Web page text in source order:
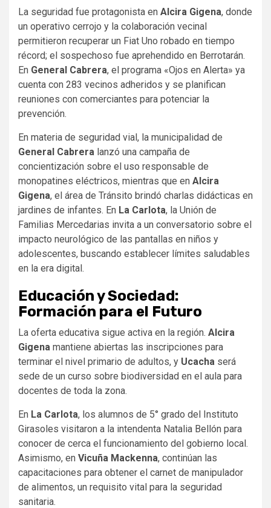
La seguridad fue protagonista en Alcira Gigena, donde
un operativo cerrojo y la colaboración vecinal
permitieron recuperar un Fiat Uno robado en tiempo
récord; el sospechoso fue aprehendido en Berrotarán.
En General Cabrera, el programa «Ojos en Alerta» ya
cuenta con 283 vecinos adheridos y se planifican
reuniones con comerciantes para potenciar la
prevención.
En materia de seguridad vial, la municipalidad de
General Cabrera lanzó una campaña de
concientización sobre el uso responsable de
monopatines eléctricos, mientras que en Alcira
Gigena, el área de Tránsito brindó charlas didácticas en
jardines de infantes. En La Carlota, la Unión de
Familias Mercedarias invita a un conversatorio sobre el
impacto neurológico de las pantallas en niños y
adolescentes, buscando establecer límites saludables
en la era digital.
Educación y Sociedad:
Formación para el Futuro
La oferta educativa sigue activa en la región. Alcira
Gigena mantiene abiertas las inscripciones para
terminar el nivel primario de adultos, y Ucacha será
sede de un curso sobre biodiversidad en el aula para
docentes de toda la zona.
En La Carlota, los alumnos de 5° grado del Instituto
Girasoles visitaron a la intendenta Natalia Bellón para
conocer de cerca el funcionamiento del gobierno local.
Asimismo, en Vicuña Mackenna, continúan las
capacitaciones para obtener el carnet de manipulador
de alimentos, un requisito vital para la seguridad
sanitaria.